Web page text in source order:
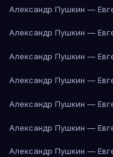
Александр Пушкин —
Александр Пушкин —
Александр Пушкин —
Александр Пушкин —
Александр Пушкин —
Александр Пушкин —
Александр Пушкин —